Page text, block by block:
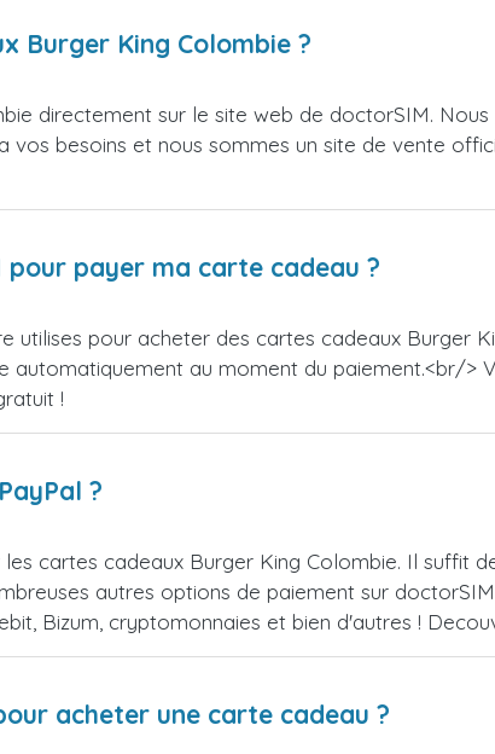
Burger King Colombie ?
directement sur le site web de doctorSIM.
vos besoins et nous sommes un site de vente
payer ma carte cadeau ?
utilises pour acheter des cartes cadeaux Burger
au moment du paiement.<br/>
!
?
cartes cadeaux Burger King Colombie. Il suffit
autres options de paiement sur
Bizum, cryptomonnaies et bien d'autres !
acheter une carte cadeau ?